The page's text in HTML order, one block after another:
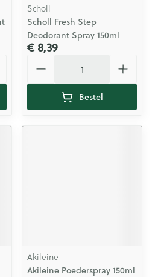
Scholl
Scholl Fresh Step
Deodorant Spray 150ml
€ 8,39
Bestel
Akileine
Akileine Poederspray 150ml